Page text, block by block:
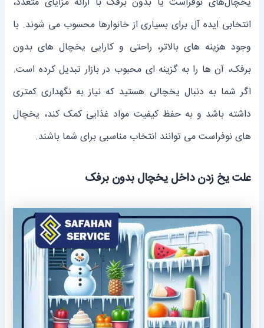
انتخابی ایده ‌آل برای بسیاری از خانوارها محسوب می‌ شوند. با
وجود هزینه‌ های بالاتر، راحتی و کارایی یخچال‌ های بدون
برفک، آن‌ ها را به گزینه ‌ای محبوب در بازار تبدیل کرده است.
اگر شما به دنبال یخچالی هستید که نیاز به نگهداری کمتری
داشته باشد و به حفظ کیفیت مواد غذایی کمک کند، یخچال
‌های نوفراست می ‌توانند انتخاب مناسبی برای شما باشند.
علت یخ زدن داخل یخچال بدون برفک